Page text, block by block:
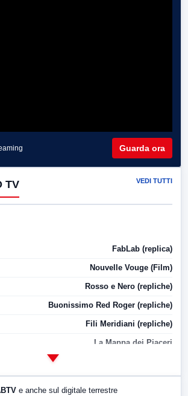
Guarda ora
TV VEDI TUTTI
FabLab (replica)
Nouvelle Vouge (Film)
Rosso e Nero (repliche)
Buonissimo Red Roger (repliche)
Fili Meridiani (repliche)
La Mappa dei Piaceri
e anche sul digitale terrestre